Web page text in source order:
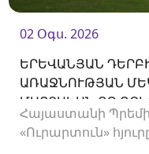
02 Օգս. 2026
ԵՐԵՎԱՆՅԱՆ
ԱՌԱՋՆՈՒԹՅԱՆ
ՄԱՐՏԱԿԱՆ ՈՉ-
Հայաստանի
«Ուրարտուն»